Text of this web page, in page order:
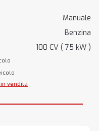
Manuale
Benzina
100 CV ( 75 kW )
vendita